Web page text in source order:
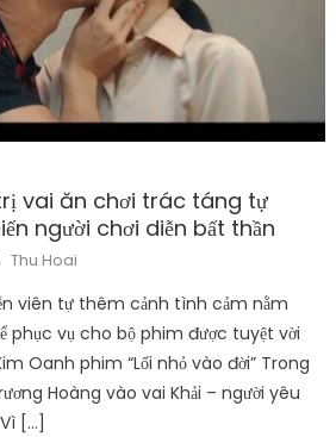
vai ăn chơi trác táng tự
người chơi diễn bất thần
Author
Thu Hoai
viên tự thêm cảnh tình cảm nằm
phục vụ cho bộ phim được tuyệt vời
Oanh phim “Lối nhỏ vào đời” Trong
Hoàng vào vai Khải – người yêu
[…]